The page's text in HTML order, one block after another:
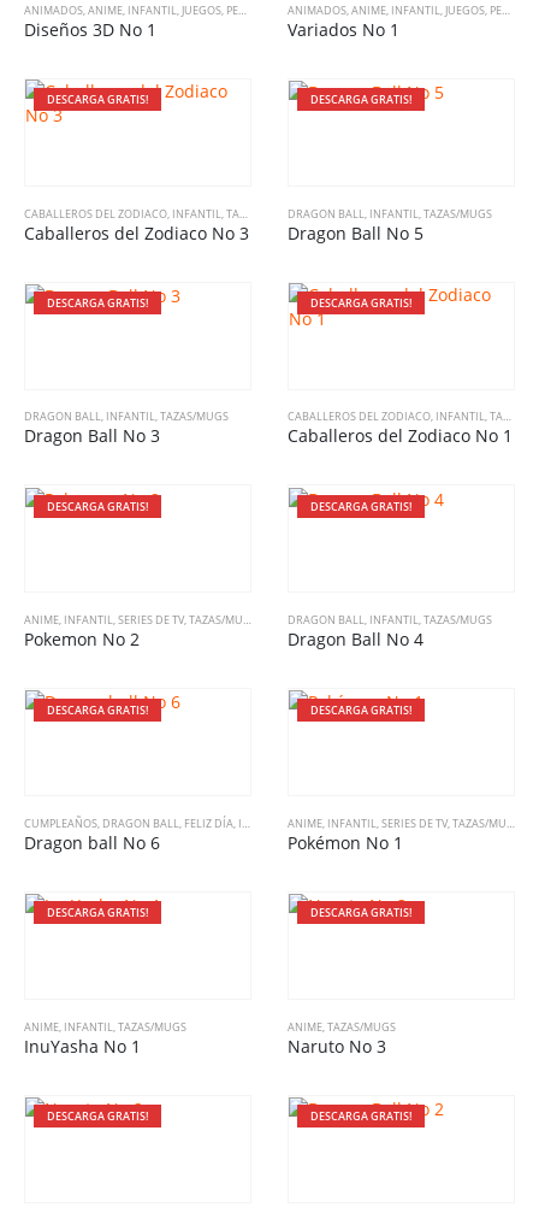
ANIMADOS,ANIME, INFANTIL, JUEGOS, PELÍCULAS SERIES DE TV,TAZAS/MUGS,VARIADO
Diseños 3D No 1
ANIMADOS,ANIME, INFANTIL, JUEGOS, PELÍCULAS
Variados No 1
DESCARGA GRATIS!
CABALLEROS DEL ZODIACO INFANTIL TAZAS/MUGS
Caballeros del Zodiaco No 3
DESCARGA GRATIS!
DRAGON BALL INFANTIL TAZAS/MUGS
Dragon Ball No 5
DESCARGA GRATIS!
DRAGON BALL, INFANTIL,TAZAS/MUGS
Dragon Ball No 3
DESCARGA GRATIS!
CABALLEROS DEL ZODIACO, INFANTIL,TAZAS/MUGS
Caballeros del Zodiaco No 1
DESCARGA GRATIS!
ANIME, INFANTIL,SERIES DE TV,TAZAS/MUGS
Pokemon No 2
DESCARGA GRATIS!
DRAGON BALL, INFANTIL,TAZAS/MUGS
Dragon Ball No 4
DESCARGA GRATIS!
CUMPLEAÑOS, DRAGON BALL, FELIZ DÍA, INFANTIL ,TAZAS/MUGS
Dragon ball No 6
DESCARGA GRATIS!
ANIME, INFANTIL,SERIES DE TV,TAZAS/MUGS
Pokémon No 1
DESCARGA GRATIS!
ANIME, INFANTIL,TAZAS/MUGS
InuYasha No 1
DESCARGA GRATIS!
ANIME,TAZAS/MUGS
Naruto No 3
DESCARGA GRATIS! DESCARGA GRATIS!